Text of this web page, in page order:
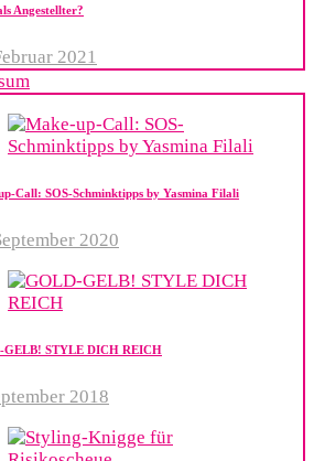
Angestellter?
2021
Call: SOS-Schminktipps by Yasmina Filali
2020
GELB! STYLE DICH REICH
2018